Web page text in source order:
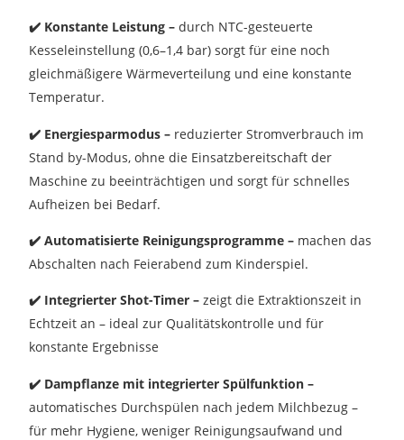
✔️ Konstante Leistung –durch NTC-gesteuerte
Kesseleinstellung (0,6–1,4 bar) sorgt für eine noch
gleichmäßigere Wärmeverteilung und eine konstante
Temperatur.
✔️ Energiesparmodus – reduzierter Stromverbrauch im
Stand by-Modus, ohne die Einsatzbereitschaft der
Maschine zu beeinträchtigen und sorgt für schnelles
Aufheizen bei Bedarf.
✔️Automatisierte Reinigungsprogramme – machen das
Abschalten nach Feierabend zum Kinderspiel.
✔️ Integrierter Shot-Timer –zeigt die Extraktionszeit in
Echtzeit an – ideal zur Qualitätskontrolle und für
konstante Ergebnisse
✔️ Dampflanze mit integrierter Spülfunktion –
automatisches Durchspülen nach jedem Milchbezug –
für mehr Hygiene, weniger Reinigungsaufwand und